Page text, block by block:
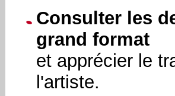
Consulter les
grand format
et apprécier le
l'artiste.